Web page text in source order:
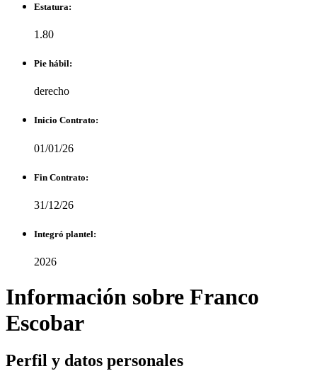
Estatura:
1.80
Pie hábil:
derecho
Inicio Contrato:
01/01/26
Fin Contrato:
31/12/26
Integró plantel:
2026
Información sobre Franco
Escobar
Perfil y datos personales